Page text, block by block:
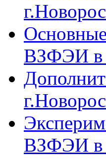
ВЗФЭИ в
ВЗФЭИ в